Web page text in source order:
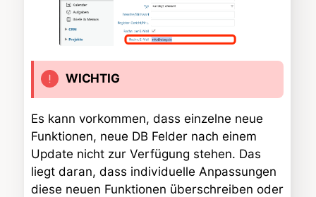
WICHTIG
Es kann vorkommen, dass einzelne neue
Funktionen, neue DB Felder nach einem
Update nicht zur Verfügung stehen. Das
liegt daran, dass individuelle Anpassungen
diese neuen Funktionen überschreiben oder